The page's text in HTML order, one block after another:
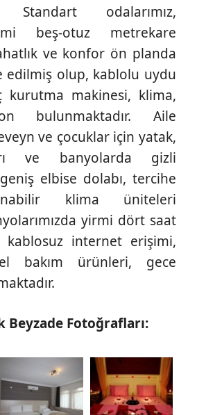
Standart odalarımız,
beş-otuz metrekare
ve konfor ön planda
olup, kablolu uydu
kurutma makinesi, klima,
bulunmaktadır. Aile
ve çocuklar için yatak,
ve banyolarda gizli
geniş elbise dolabı, tercihe
klima üniteleri
yirmi dört saat
kablosuz internet erişimi,
bakım ürünleri, gece
Beyzade Fotoğrafları: